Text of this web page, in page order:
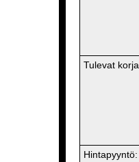
Tulevat
Hintapyyntö: